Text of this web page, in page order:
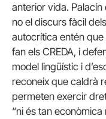
anterior vida.
no el discurs fàcil
autocrítica entén
fan els CREDA, i
model lingüístic i
reconeix que caldrà
permeten exercir
“ni és tan